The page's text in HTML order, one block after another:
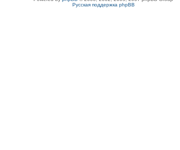
Русская поддержка phpBB